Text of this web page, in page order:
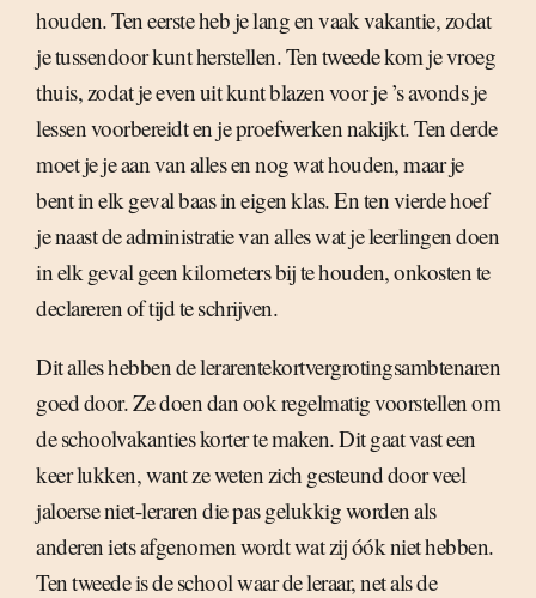
houden. Ten eerste heb je lang en vaak vakantie, zodat
je tussendoor kunt herstellen. Ten tweede kom je vroeg
thuis, zodat je even uit kunt blazen voor je ’s avonds je
lessen voorbereidt en je proefwerken nakijkt. Ten derde
moet je je aan van alles en nog wat houden, maar je
bent in elk geval baas in eigen klas. En ten vierde hoef
je naast de administratie van alles wat je leerlingen doen
in elk geval geen kilometers bij te houden, onkosten te
declareren of tijd te schrijven.
Dit alles hebben de lerarentekortvergrotingsambtenaren
goed door. Ze doen dan ook regelmatig voorstellen om
de schoolvakanties korter te maken. Dit gaat vast een
keer lukken, want ze weten zich gesteund door veel
jaloerse niet-leraren die pas gelukkig worden als
anderen iets afgenomen wordt wat zij óók niet hebben.
Ten tweede is de school waar de leraar, net als de